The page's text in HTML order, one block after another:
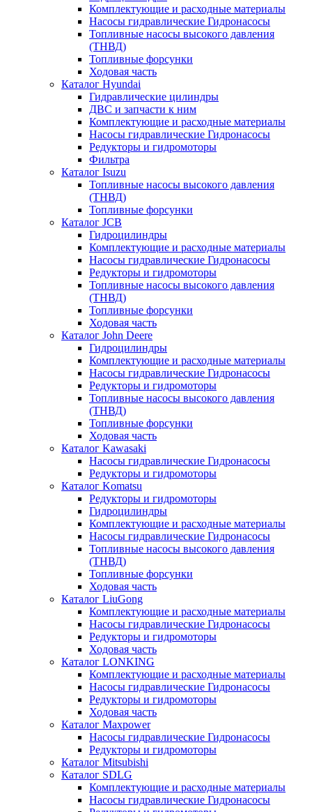
Комплектующие и расходные материалы
Насосы гидравлические Гидронасосы
Топливные насосы высокого давления
(ТНВД)
Топливные форсунки
Ходовая часть
Каталог Hyundai
Гидравлические цилиндры
ДВС и запчасти к ним
Комплектующие и расходные материалы
Насосы гидравлические Гидронасосы
Редукторы и гидромоторы
Фильтра
Каталог Isuzu
Топливные насосы высокого давления
(ТНВД)
Топливные форсунки
Каталог JCB
Гидроцилиндры
Комплектующие и расходные материалы
Насосы гидравлические Гидронасосы
Редукторы и гидромоторы
Топливные насосы высокого давления
(ТНВД)
Топливные форсунки
Ходовая часть
Каталог John Deere
Гидроцилиндры
Комплектующие и расходные материалы
Насосы гидравлические Гидронасосы
Редукторы и гидромоторы
Топливные насосы высокого давления
(ТНВД)
Топливные форсунки
Ходовая часть
Каталог Kawasaki
Насосы гидравлические Гидронасосы
Редукторы и гидромоторы
Каталог Komatsu
Редукторы и гидромоторы
Гидроцилиндры
Комплектующие и расходные материалы
Насосы гидравлические Гидронасосы
Топливные насосы высокого давления
(ТНВД)
Топливные форсунки
Ходовая часть
Каталог LiuGong
Комплектующие и расходные материалы
Насосы гидравлические Гидронасосы
Редукторы и гидромоторы
Ходовая часть
Каталог LONKING
Комплектующие и расходные материалы
Насосы гидравлические Гидронасосы
Редукторы и гидромоторы
Ходовая часть
Каталог Maxpower
Насосы гидравлические Гидронасосы
Редукторы и гидромоторы
Каталог Mitsubishi
Каталог SDLG
Комплектующие и расходные материалы
Насосы гидравлические Гидронасосы